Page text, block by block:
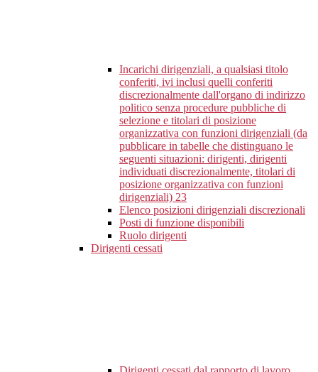
Incarichi dirigenziali, a qualsiasi titolo
conferiti, ivi inclusi quelli conferiti
discrezionalmente dall'organo di indirizzo
politico senza procedure pubbliche di
selezione e titolari di posizione
organizzativa con funzioni dirigenziali (da
pubblicare in tabelle che distinguano le
seguenti situazioni: dirigenti, dirigenti
individuati discrezionalmente, titolari di
posizione organizzativa con funzioni
dirigenziali) 23
Elenco posizioni dirigenziali discrezionali
Posti di funzione disponibili
Ruolo dirigenti
Dirigenti cessati